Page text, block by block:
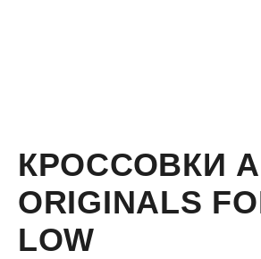
КРОССОВКИ
ORIGINALS
LOW